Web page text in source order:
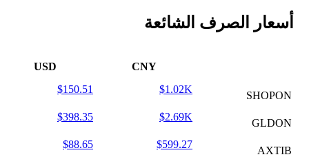
أسعار الصرف الشائعة
CNY
USD
SHOPON
$1.02K
$150.51
GLDON
$2.69K
$398.35
AXTIB
$599.27
$88.65